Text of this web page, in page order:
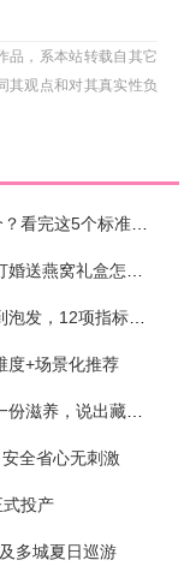
品，系本站转载自其它
其观点和对其真实性负
孕早期想买燕窝，干燕窝和鲜炖到底选哪个？看完这5个标准再下单
2026干燕窝选购避坑指南：从原料、溯源到泡发，12项指标判断靠谱燕窝
度+场景化推荐
2026七夕浪漫告白礼燕窝礼盒清单——用一份滋养，说出藏在心底的爱
全省心无刺激
投产
多城夏日巡游